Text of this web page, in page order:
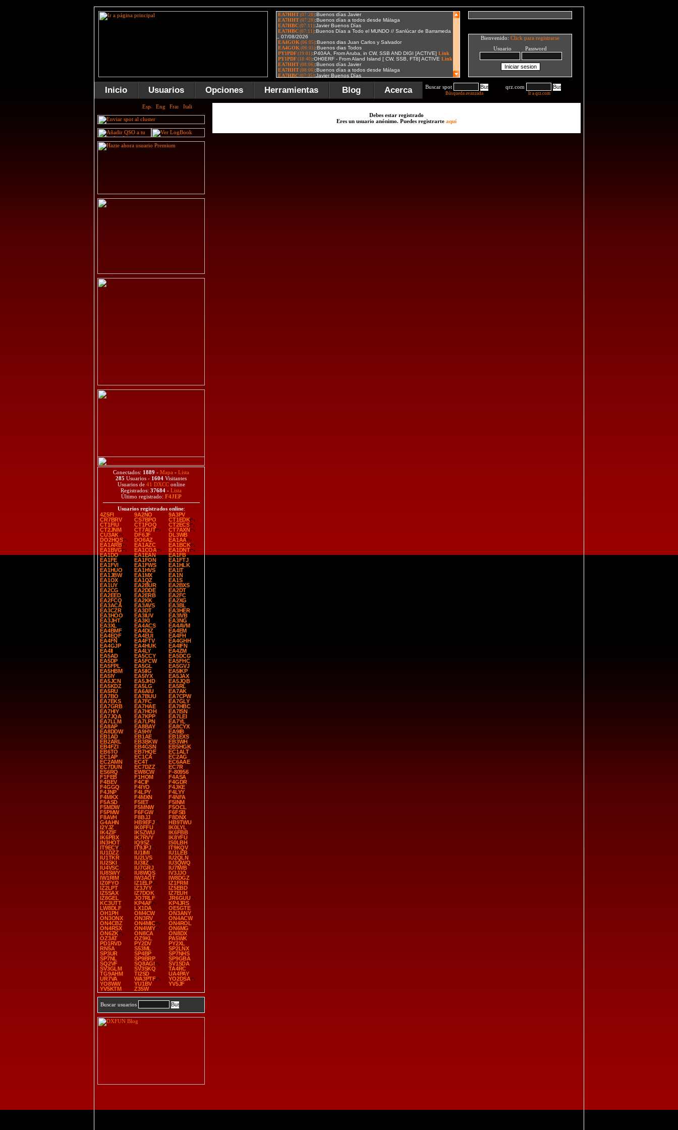
Bienvenido: Click para registrarse
Usuario Password
Inicio Usuarios Opciones Herramientas Blog Acerca Buscar spot
Búsqueda avanzada
qrz.com
Ir a qrz.com
Conectados: 1889 - Mapa - Lista
285 Usuarios - 1604 Visitantes
Usuarios de 41 DXCConline
Registrados: 37684 - Lista
Último registrado: F4JEP
Usuarios registrados online:
4Z5FI
9A2NO
9A3PV
CR7BRV
CS7BPO
CT1EDK
CT1FIU
CT1FOQ
CT2ECS
CT2JNM
CT7AUT
CT7AXN
CU3AK
DF6JF
DL3WB
DO2HQS
DO6AZ
EA1AA
EA1ARB
EA1AZC
EA1BCK
EA1BVG
EA1COA
EA1DNT
EA1DO
EA1EAN
EA1FB
EA1FE
EA1FON
EA1FTJ
EA1FVI
EA1FWS
EA1HLK
EA1HUO
EA1HVS
EA1IT
EA1JBW
EA1MX
EA1N
EA1OX
EA1QZ
EA1S
EA1UY
EA2BUR
EA2BXS
EA2CG
EA2DDE
EA2DT
EA2EED
EA2ERB
EA2FC
EA2FCQ
EA2KK
EA2XG
EA3ACA
EA3AVS
EA3BL
EA3CZR
EA3DT
EA3HER
EA3HOO
EA3IUV
EA3IVB
EA3JHT
EA3KI
EA3NG
EA3XL
EA4ACS
EA4AVM
EA4BMF
EA4DIZ
EA4EM
EA4EQF
EA4EUI
EA4FH
EA4FN
EA4FTV
EA4GHH
EA4GJP
EA4HUK
EA4IFN
EA4II
EA4LY
EA4ZM
EA5AD
EA5CCY
EA5DCG
EA5DP
EA5FCW
EA5FHC
EA5FPL
EA5GL
EA5GVJ
EA5HBM
EA5IIG
EA5IKP
EA5IY
EA5IYX
EA5JAX
EA5JCN
EA5JHD
EA5JQB
EA5KDZ
EA5LG
EA5RL
EA5RU
EA6AIU
EA7AK
EA7BO
EA7BUU
EA7CPW
EA7EKS
EA7FC
EA7GLY
EA7GRB
EA7HAE
EA7HBC
EA7HIY
EA7HOH
EA7ISN
EA7JQA
EA7KPP
EA7LEI
EA7LLM
EA7LPN
EA7YL
EA8AP
EA8BAY
EA8CYX
EA8DDW
EA9HY
EA9IB
EB1AD
EB1AE
EB1EXS
EB2ARL
EB3BKW
EB3WH
EB4FZI
EB4GSN
EB5HGK
EB6TO
EB7HQE
EC1ALT
EC1AP
EC1CA
EC2AG
EC2AMN
EC4T
EC6AAE
EC7DUN
EC7DZZ
EC7R
ES6RQ
EW8CW
F-80956
F1FEB
F1HOM
F4ASA
F4BEV
F4CIF
F4GDR
F4GGQ
F4IYO
F4JKE
F4JNP
F4LPY
F4LYY
F4MKX
F4MXN
F4NFA
F5ASD
F5IET
F5INM
F5MDW
F5MNW
F5OCL
F5PMW
F6FGW
F6FSB
F8AVH
F8BJJ
F8DNX
G4AHN
HB9EFJ
HB9TWU
I2YJZ
IK0FFU
IK0LYL
IK4ZIF
IK5ZWU
IK6FBB
IK6PBX
IK7RVY
IK8YFU
IN3HOT
IQ9SZ
IS0LBH
IT9ECY
IT9JPJ
IT9KQV
IU1DZZ
IU1IMI
IU1LEB
IU1TKR
IU2LVS
IU2QLN
IU2SKI
IU3IIZ
IU3QWQ
IU4VSC
IU7GRJ
IU7IWB
IU8SWY
IU8WQS
IV3JJO
IW1RIM
IW3AOT
IW8DGZ
IZ0FYO
IZ1ELP
IZ1FRM
IZ2LPT
IZ3JYY
IZ5EBD
IZ5SAX
IZ7DOK
IZ7EUH
IZ8GEL
JO7RLF
JR6GUU
KC3UTT
KP4AF
KP4JRS
LW8DLF
LX1DA
OE5GTE
OH1PH
OM4CW
ON3ANY
ON3ONX
ON3RV
ON4ACW
ON4CBZ
ON4MIC
ON4ROL
ON4RSX
ON4WIY
ON6MG
ON6ZK
ON8CA
ON8DX
OZ3AT
OZ9KL
PA5WK
PD1RVD
PY2DV
PY2XL
RN5A
S53ML
SP2LNX
SP3UR
SP4BP
SP7NHS
SP7NL
SP9BRP
SP9GBA
SQ2VF
SQ8AGI
SV1SDA
SV3GLM
SV3SKQ
TA4RC
TG9AHM
TI2SD
UA4PAY
UR7VA
WA3PTF
YO2DSA
YO8WW
YU1BV
YV5JF
YV5KTM
Z35W
Buscar usuarios
Debes estar registrado
Eres un usuario anónimo. Puedes registrarte aquí